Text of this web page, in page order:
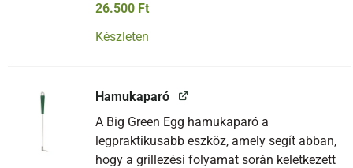
26.500 Ft
Készleten
Hamukaparó
A Big Green Egg hamukaparó a
legpraktikusabb eszköz, amely segít abban,
hogy a grillezési folyamat során keletkezett